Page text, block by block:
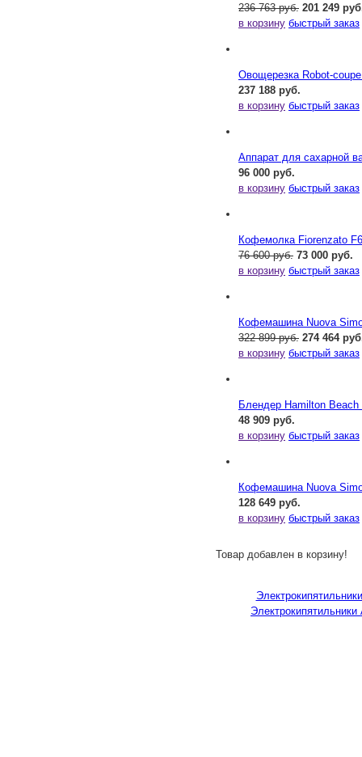
236 763 руб. 201 249
в корзину быстрый заказ
Овощерезка Robot-
237 188 руб.
в корзину быстрый заказ
Аппарат для сахарной
96 000 руб.
в корзину быстрый заказ
Кофемолка Fiorenzato
76 600 руб. 73 000 руб.
в корзину быстрый заказ
Кофемашина Nuova
322 899 руб. 274 464
в корзину быстрый заказ
Блендер Hamilton Beach
48 909 руб.
в корзину быстрый заказ
Кофемашина Nuova
128 649 руб.
в корзину быстрый заказ
Товар добавлен в корзину!